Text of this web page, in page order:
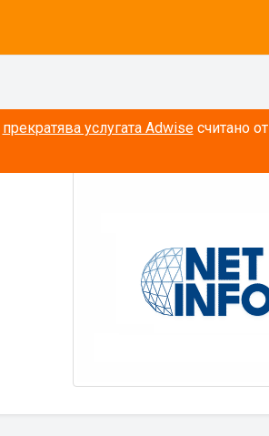
прекратява услугата Adwiseсчитано от